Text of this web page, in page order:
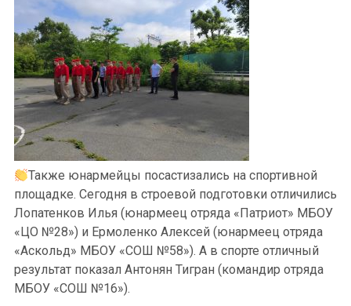
Также юнармейцы посастизались на спортивной
площадке. Сегодня в строевой подготовки отличились
Лопатенков Илья (юнармеец отряда «Патриот» МБОУ
«ЦО №28») и Ермоленко Алексей (юнармеец отряда
«Аскольд» МБОУ «СОШ №58»). А в спорте отличный
результат показал Антонян Тигран (командир отряда
МБОУ «СОШ №16»).